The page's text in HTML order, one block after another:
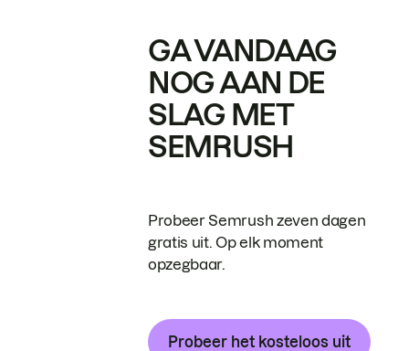
GA VANDAAG
NOG AAN DE
SLAG MET
SEMRUSH
Probeer Semrush zeven dagen
gratis uit. Op elk moment
opzegbaar.
Probeer het kosteloos uit